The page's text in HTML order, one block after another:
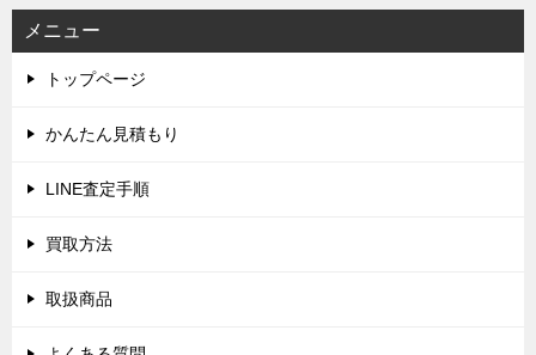
ビ
ゲ
ー
シ
メニュー
トップページ
かんたん見積もり
LINE査定手順
買取方法
取扱商品